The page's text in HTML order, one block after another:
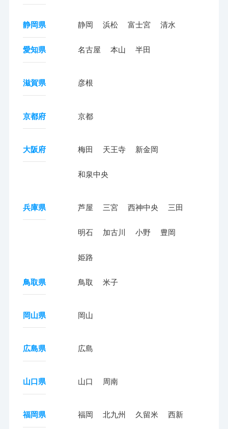
静岡県 静岡 浜松 富士宮 清水
愛知県 名古屋 本山 半田
滋賀県 彦根
京都府 京都
大阪府 梅田 天王寺 新金岡
和泉中央
兵庫県 芦屋 三宮 西神中央 三田
明石 加古川 小野 豊岡
姫路
鳥取県 鳥取 米子
岡山県 岡山
広島県 広島
山口県 山口 周南
福岡県 福岡 北九州 久留米 西新